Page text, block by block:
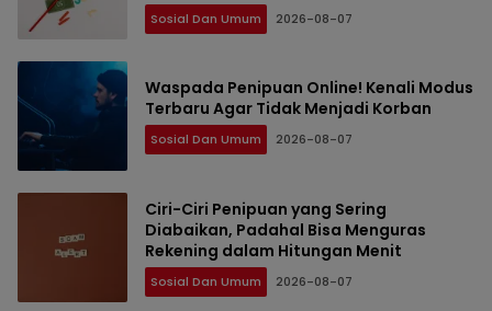
Sosial Dan Umum 2026-08-07
Waspada Penipuan Online! Kenali Modus
Terbaru Agar Tidak Menjadi Korban
Sosial Dan Umum 2026-08-07
Ciri-Ciri Penipuan yang Sering
Diabaikan, Padahal Bisa Menguras
Rekening dalam Hitungan Menit
Sosial Dan Umum 2026-08-07